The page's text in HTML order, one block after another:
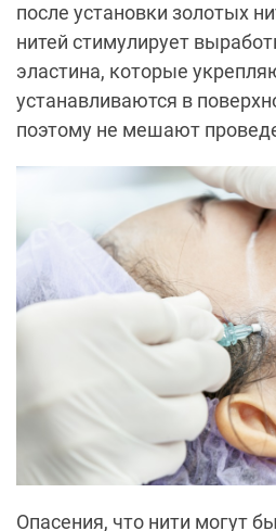
после установки золотых
нитей стимулирует
эластина, которые
устанавливаются в
поэтому не мешают
Опасения, что нити могут